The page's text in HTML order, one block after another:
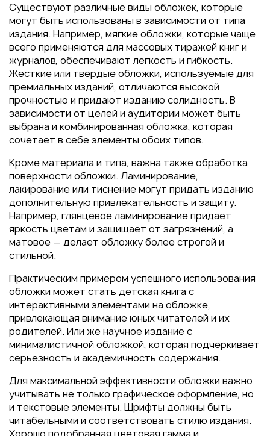
Существуют различные виды обложек, которые
могут быть использованы в зависимости от типа
издания. Например, мягкие обложки, которые чаще
всего применяются для массовых тиражей книг и
журналов, обеспечивают легкость и гибкость.
Жесткие или твердые обложки, используемые для
премиальных изданий, отличаются высокой
прочностью и придают изданию солидность. В
зависимости от целей и аудитории может быть
выбрана и комбинированная обложка, которая
сочетает в себе элементы обоих типов.
Кроме материала и типа, важна также обработка
поверхности обложки. Ламинирование,
лакирование или тиснение могут придать изданию
дополнительную привлекательность и защиту.
Например, глянцевое ламинирование придает
яркость цветам и защищает от загрязнений, а
матовое — делает обложку более строгой и
стильной.
Практическим примером успешного использования
обложки может стать детская книга с
интерактивными элементами на обложке,
привлекающая внимание юных читателей и их
родителей. Или же научное издание с
минималистичной обложкой, которая подчеркивает
серьезность и академичность содержания.
Для максимальной эффективности обложки важно
учитывать не только графическое оформление, но
и текстовые элементы. Шрифты должны быть
читабельными и соответствовать стилю издания.